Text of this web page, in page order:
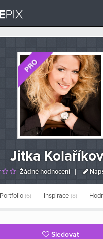
Jitka
Žádné hodnocení
Portfolio (6) Inspirace (8)
Sledovat